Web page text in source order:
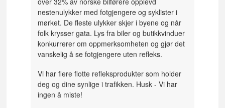
nestenulykker med fotgjengere og syklister i
mørket. De fleste ulykker skjer i byene og når
folk krysser gata. Lys fra biler og butikkvinduer
konkurrerer om oppmerksomheten og gjør det
vanskelig å se fotgjengere uten refleks.
Vi har flere flotte refleksprodukter som holder
deg og dine synlige i trafikken. Husk - Vi har
ingen å miste!